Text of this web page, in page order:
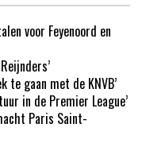
voor Feyenoord en
te gaan met de KNVB’
in de Premier League’
Paris Saint-